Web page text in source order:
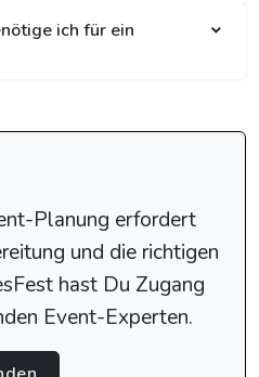
ich für ein
Planung erfordert
und die richtigen
hast Du Zugang
Event-Experten.